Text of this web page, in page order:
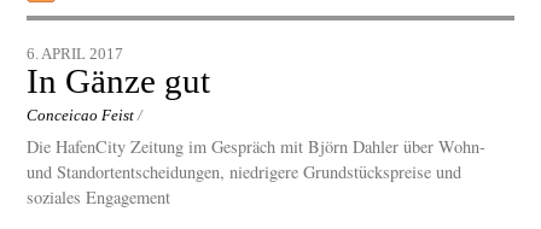
6. APRIL 2017
In Gänze gut
Conceicao Feist /
Die HafenCity Zeitung im Gespräch mit Björn Dahler über Wohn-
und Standortentscheidungen, niedrigere Grundstückspreise und
soziales Engagement